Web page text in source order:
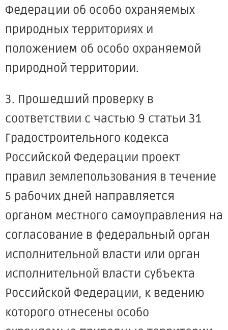
Федерации об особо охраняемых
природных территориях и
положением об особо охраняемой
природной территории.
3. Прошедший проверку в
соответствии с частью 9 статьи 31
Градостроительного кодекса
Российской Федерации проект
правил землепользования в течение
5 рабочих дней направляется
органом местного самоуправления на
согласование в федеральный орган
исполнительной власти или орган
исполнительной власти субъекта
Российской Федерации, к ведению
которого отнесены особо